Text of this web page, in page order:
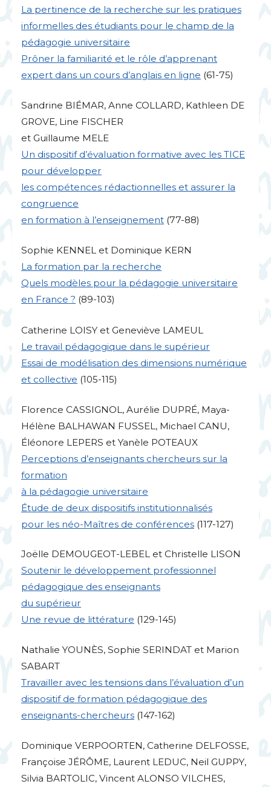
La pertinence de la recherche sur les pratiques
informelles des étudiants pour le champ de la
pédagogie universitaire
Prôner la familiarité et le rôle d’apprenant
expert dans un cours d’anglais en ligne (61-75)
Sandrine BIÉMAR, Anne COLLARD, Kathleen DE
GROVE, Line FISCHER
et Guillaume MELE
Un dispositif d’évaluation formative avec les TICE
pour développer
les compétences rédactionnelles et assurer la
congruence
en formation à l’enseignement (77-88)
Sophie KENNEL et Dominique KERN
La formation par la recherche
Quels modèles pour la pédagogie universitaire
en France ? (89-103)
Catherine LOISY et Geneviève LAMEUL
Le travail pédagogique dans le supérieur
Essai de modélisation des dimensions numérique
et collective (105-115)
Florence CASSIGNOL , Aurélie DUPRÉ, Maya-
Hélène BALHAWAN FUSSEL , Michael CANU,
Éléonore LEPERS et Yanèle POTEAUX
Perceptions d’enseignants chercheurs sur la
formation
à la pédagogie universitaire
Étude de deux dispositifs institutionnalisés
pour les néo-Maîtres de conférences (117-127)
Joëlle DEMOUGEOT-LEBEL et Christelle LISON
Soutenir le développement professionnel
pédagogique des enseignants
du supérieur
Une revue de littérature (129-145)
NathalieYOUNÈS, Sophie SERINDAT et Marion
SABART
Travailler avec les tensions dans l’évaluation d’un
dispositif de formation pédagogique des
enseignants-chercheurs (147-162)
Dominique VERPOORTEN, Catherine DELFOSSE,
Françoise JÉRÔME, Laurent LEDUC, Neil GUPPY,
Silvia BARTOLIC, Vincent ALONSO VILCHES,